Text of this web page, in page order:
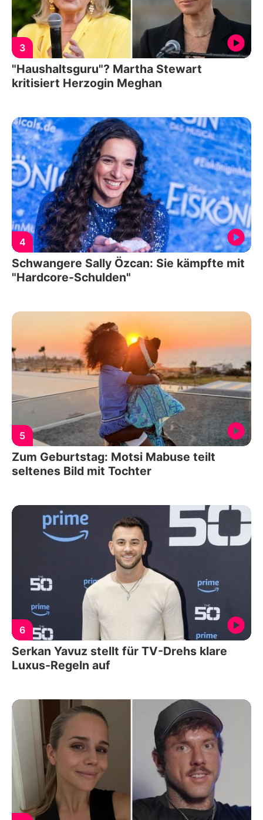
3
"Haushaltsguru"? Martha Stewart
kritisiert Herzogin Meghan
4
Schwangere Sally Özcan: Sie kämpfte mit
"Hardcore-Schulden"
5
Zum Geburtstag: Motsi Mabuse teilt
seltenes Bild mit Tochter
6
Serkan Yavuz stellt für TV-Drehs klare
Luxus-Regeln auf